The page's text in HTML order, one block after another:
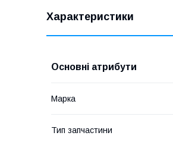
Характеристики
Основні атрибути
Марка
Тип запчастини